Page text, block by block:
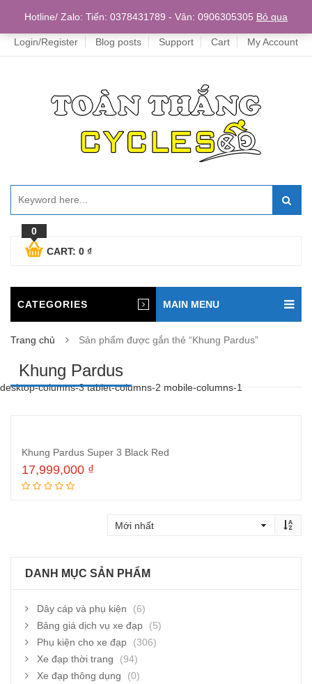
Home
Login/Register Blog posts Support Cart My Account
0
CART: 0 ₫
CATEGORIES MAIN MENU
Trang chủ Sản phẩm được gắn thẻ “Khung Pardus”
Khung Pardus
desktop-columns-3 tablet-columns-2 mobile-columns-1
Khung Pardus Super 3 Black Red
17,999,000 ₫
DANH MỤC SẢN PHẨM
Dây cáp và phụ kiện
(6)
Bảng giá dịch vụ xe đạp
(5)
Phụ kiện cho xe đạp
(306)
Xe đạp thời trang
(94)
Xe đạp thông dụng
(0)
Hotline/ Zalo: Tiến: 0378431789 - Vân: 0906305305 Bỏ qua